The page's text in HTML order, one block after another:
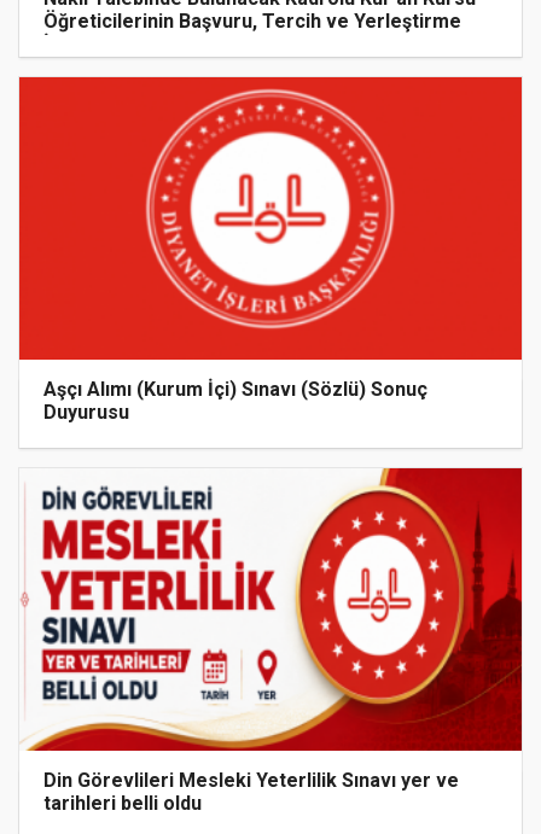
Öğreticilerinin Başvuru, Tercih ve Yerleştirme
Aşçı Alımı (Kurum İçi) Sınavı (Sözlü) Sonuç
Duyurusu
Din Görevlileri Mesleki Yeterlilik Sınavı yer ve
tarihleri belli oldu